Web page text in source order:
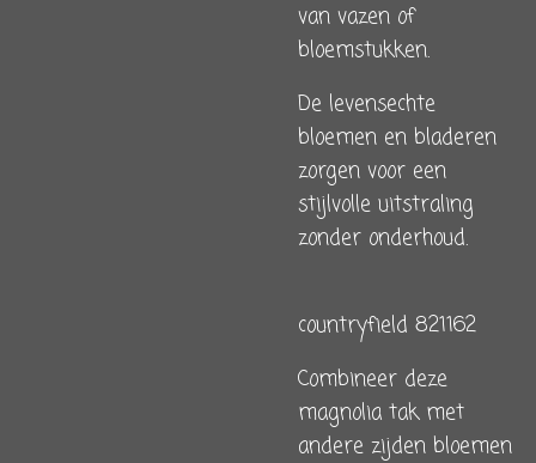
van vazen of
bloemstukken.
De levensechte
bloemen en bladeren
zorgen voor een
stijlvolle uitstraling
zonder onderhoud.
countryfield 821162
Combineer deze
magnolia tak met
andere zijden bloemen